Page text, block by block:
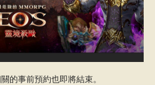
的事前預約也即將結束。